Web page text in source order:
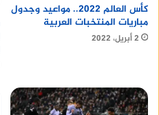
كأس العالم 2022.. مواعيد وجدول
مباريات المنتخبات العربية
2 أبريل، 2022